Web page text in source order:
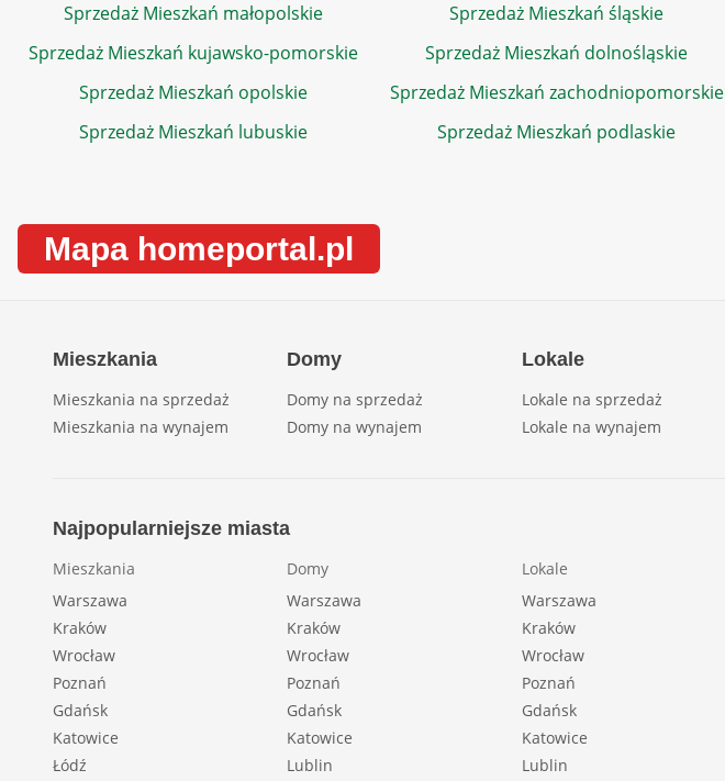
Sprzedaż Mieszkań małopolskie Sprzedaż Mieszkań śląskie
Sprzedaż Mieszkań kujawsko-pomorskie
Sprzedaż Mieszkań dolnośląskie
Sprzedaż Mieszkań opolskie
Sprzedaż Mieszkań zachodniopomorskie
Sprzedaż Mieszkań lubuskie
Sprzedaż Mieszkań podlaskie
Mapa homeportal.pl
Mieszkania
Mieszkania na sprzedaż
Mieszkania na wynajem
Domy
Domy na sprzedaż
Domy na wynajem
Lokale
Lokale na sprzedaż
Lokale na wynajem
Najpopularniejsze miasta
Mieszkania
Warszawa
Kraków
Wrocław
Poznań
Gdańsk
Katowice
Łódź
Domy
Warszawa
Kraków
Wrocław
Poznań
Gdańsk
Katowice
Lublin
Lokale
Warszawa
Kraków
Wrocław
Poznań
Gdańsk
Katowice
Lublin